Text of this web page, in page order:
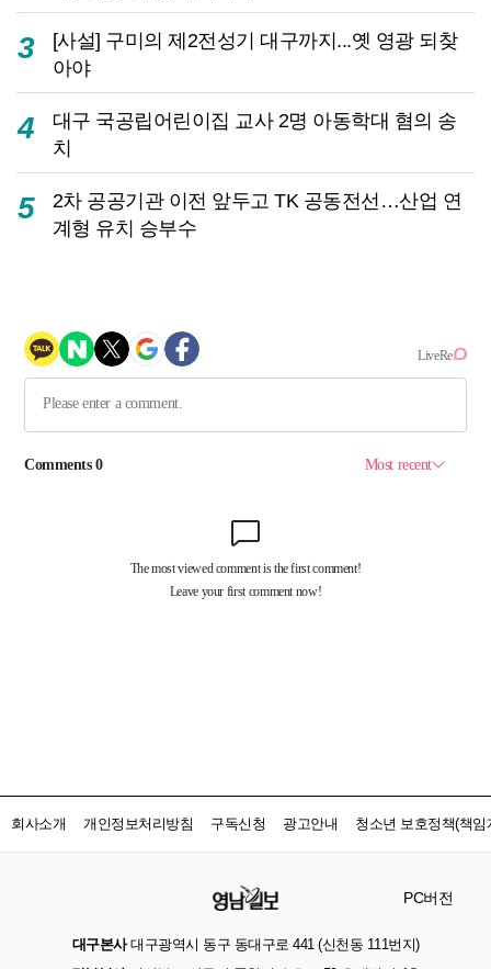
3
[사설] 구미의 제2전성기 대구까지...옛 영광 되찾
아야
4
대구 국공립어린이집 교사 2명 아동학대 혐의 송
치
5
2차 공공기관 이전 앞두고 TK 공동전선…산업 연
계형 유치 승부수
회사소개 개인정보처리방침 구독신청 광고안내 청소년 보호정책(책임
PC버전
대구본사대구광역시 동구 동대구로 441 (신천동 111번지)